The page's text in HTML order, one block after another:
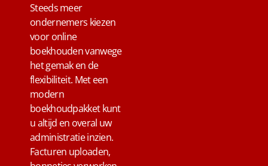
Steeds meer
ondernemers kiezen
voor online
boekhouden vanwege
het gemak en de
flexibiliteit. Met een
modern
boekhoudpakket kunt
u altijd en overal uw
administratie inzien.
Facturen uploaden,